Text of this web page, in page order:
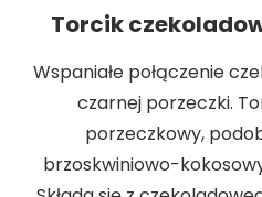
Torcik
Wspaniałe połączenie
czarnej porzeczki.
porzeczkowy,
brzoskwiniowo-